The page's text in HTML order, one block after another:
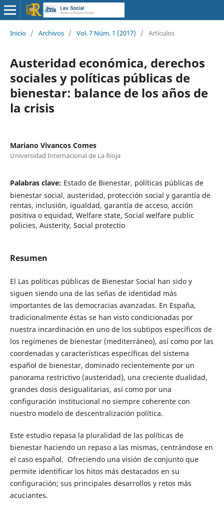
Inicio / Archivos / Vol. 7 Núm. 1 (2017) / Artículos
Austeridad económica, derechos
sociales y políticas públicas de
bienestar: balance de los años de
la crisis
Mariano Vivancos Comes
Universidad Internacional de La Rioja
Palabras clave: Estado de Bienestar, políticas públicas de
bienestar social, austeridad, protección social y garantía de
rentas, inclusión, igualdad, garantía de acceso, acción
positiva o equidad, Welfare state, Social welfare public
policies, Austerity, Social protectio
Resumen
El Las políticas públicas de Bienestar Social han sido y
siguen siendo una de las señas de identidad más
importantes de las democracias avanzadas. En España,
tradicionalmente éstas se han visto condicionadas por
nuestra incardinación en uno de los subtipos específicos de
los regímenes de bienestar (mediterráneo), así como por las
coordenadas y características específicas del sistema
español de bienestar, dominado recientemente por un
panorama restrictivo (austeridad), una creciente dualidad,
grandes dosis desigualitarias, así como por una
configuración institucional no siempre coherente con
nuestro modelo de descentralización política.
Este estudio repasa la pluralidad de las políticas de
bienestar haciendo un repaso a las mismas, centrándose en
el caso español. Ofreciendo una visión de conjunto que
permite identificar los hitos más destacados en su
configuración; sus principales desarrollos y retos más
acuciantes.